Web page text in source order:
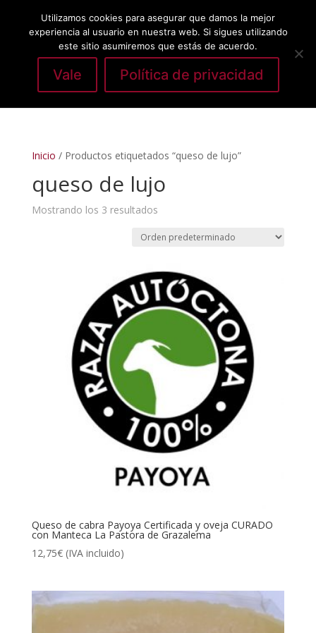
Seleccionar página
Inicio / Productos etiquetados “queso de lujo”
queso de lujo
Mostrando los 3 resultados
Queso de cabra Payoya Certificada y oveja CURADO
con Manteca La Pastora de Grazalema
12,75€ (IVA incluido)
Utilizamos cookies para asegurar que damos la mejor
experiencia al usuario en nuestra web. Si sigues utilizando
este sitio asumiremos que estás de acuerdo.
Vale Política de privacidad